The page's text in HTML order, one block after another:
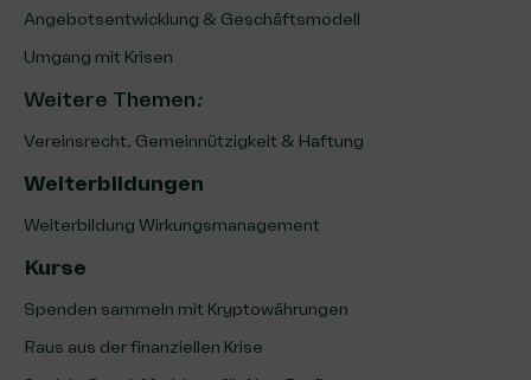
Angebotsentwicklung & Geschäftsmodell
Umgang mit Krisen
Weitere Themen:
Vereinsrecht, Gemeinnützigkeit & Haftung
Weiterbildungen
Weiterbildung Wirkungsmanagement
Kurse
Spenden sammeln mit Kryptowährungen
Raus aus der finanziellen Krise